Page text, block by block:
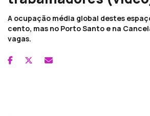
A ocupação média global destes
cento, mas no Porto Santo e na
vagas.